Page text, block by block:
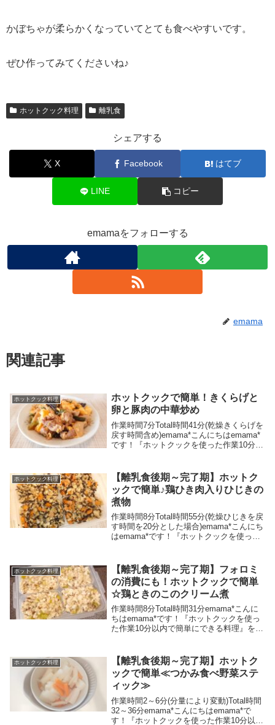
かぼちゃが柔らかくなっていてとても食べやすいです。
ぜひ作ってみてくださいね♪
ホットクック料理 離乳食
シェアする
X Facebook はてブ
LINE コピー
emamaをフォローする
emama
関連記事
ホットクック料理
ホットクックで簡単！きくらげと
卵と豚肉の中華炒め
作業時間7分Total時間41分(乾燥きくらげを
戻す時間含め)emama*こんにちはemama*
です！『ホットクックを使った作業10分以
軽減し、ラクちんゆるゆるらい...
ホットクック料理
【離乳食後期～完了期】ホットク
ックで簡単♪鶏ひき肉入りひじきの
煮物
作業時間8分Total時間55分(乾燥ひじきを戻
す時間を20分とした場合)emama*こんにち
はemama*です！『ホットクックを使った
家事負担を軽減し、ラクちん...
ホットクック料理
【離乳食後期～完了期】フォロミ
の消費にも！ホットクックで簡単
☆鶏ときのこのクリーム煮
作業時間8分Total時間31分emama*こんに
ちはemama*です！『ホットクックを使っ
た作業10分以内で簡単にできる料理』をメ
いふを目指しているワーママです♪...
ホットクック料理
【離乳食後期～完了期】ホットク
ックで簡単≪つかみ食べ野菜ステ
ィック≫
作業時間2～6分(分量により変動)Total時間
32～36分emama*こんにちはemama*で
す！『ホットクックを使った作業10分以内